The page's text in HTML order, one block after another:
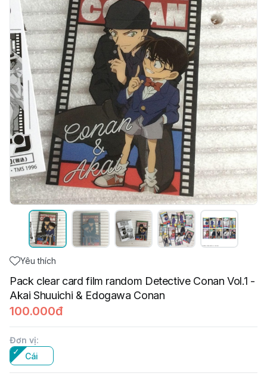
Yêu thích
Pack clear card film random Detective Conan Vol.1 -
Akai Shuuichi & Edogawa Conan
100.000đ
Đơn vị:
Cái